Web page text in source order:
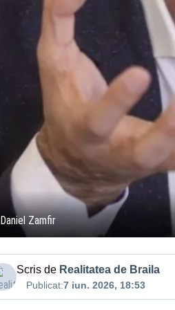
Daniel Zamfir
Scris de Realitatea de Braila
Publicat:7 iun. 2026, 18:53